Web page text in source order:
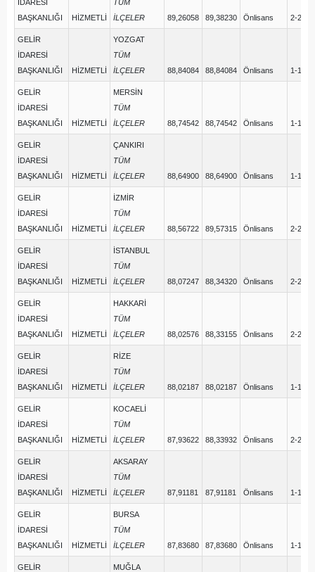
İDARESİ
BAŞKANLIĞI
HİZMETLİ
TÜM
İLÇELER
89,26058 89,38230 Önlisans 2-2
GELİR
İDARESİ
BAŞKANLIĞI
HİZMETLİ
YOZGAT
TÜM
İLÇELER
88,84084 88,84084 Önlisans 1-1
GELİR
İDARESİ
BAŞKANLIĞI
HİZMETLİ
MERSİN
TÜM
İLÇELER
88,74542 88,74542 Önlisans 1-1
GELİR
İDARESİ
BAŞKANLIĞI
HİZMETLİ
ÇANKIRI
TÜM
İLÇELER
88,64900 88,64900 Önlisans 1-1
GELİR
İDARESİ
BAŞKANLIĞI
HİZMETLİ
İZMİR
TÜM
İLÇELER
88,56722 89,57315 Önlisans 2-2
GELİR
İDARESİ
BAŞKANLIĞI
HİZMETLİ
İSTANBUL
TÜM
İLÇELER
88,07247 88,34320 Önlisans 2-2
GELİR
İDARESİ
BAŞKANLIĞI
HİZMETLİ
HAKKARİ
TÜM
İLÇELER
88,02576 88,33155 Önlisans 2-2
GELİR
İDARESİ
BAŞKANLIĞI
HİZMETLİ
RİZE
TÜM
İLÇELER
88,02187 88,02187 Önlisans 1-1
GELİR
İDARESİ
BAŞKANLIĞI
HİZMETLİ
KOCAELİ
TÜM
İLÇELER
87,93622 88,33932 Önlisans 2-2
GELİR
İDARESİ
BAŞKANLIĞI
HİZMETLİ
AKSARAY
TÜM
İLÇELER
87,91181 87,91181 Önlisans 1-1
GELİR
İDARESİ
BAŞKANLIĞI
HİZMETLİ
BURSA
TÜM
İLÇELER
87,83680 87,83680 Önlisans 1-1
GELİR
MUĞLA